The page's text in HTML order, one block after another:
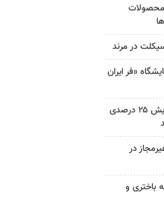
محصولات
در مرند
«فر ایران
آمادگی خراسان رضوی برای افزایش ۲۵ درصدی
در
باختری و